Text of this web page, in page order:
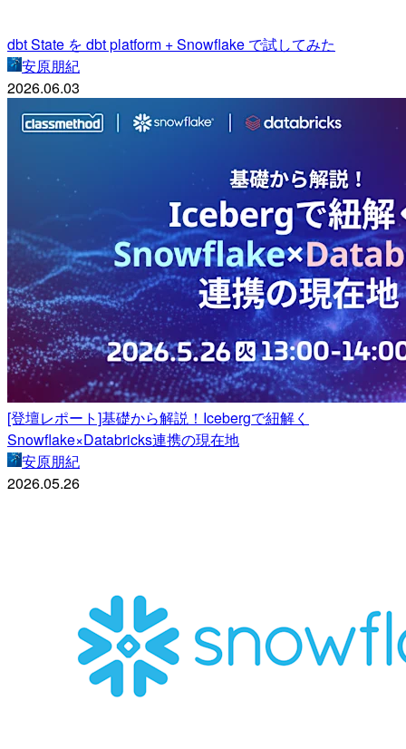
dbt State を dbt platform + Snowflake で試してみた
安原朋紀
2026.06.03
[登壇レポート]基礎から解説！Icebergで紐解く
Snowflake×Databricks連携の現在地
安原朋紀
2026.05.26